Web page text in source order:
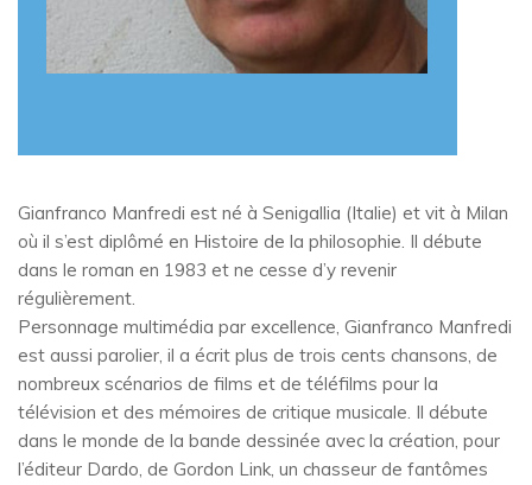
Gianfranco Manfredi est né à Senigallia (Italie) et vit à Milan
où il s’est diplômé en Histoire de la philosophie. Il débute
dans le roman en 1983 et ne cesse d’y revenir
régulièrement.
Personnage multimédia par excellence, Gianfranco Manfredi
est aussi parolier, il a écrit plus de trois cents chansons, de
nombreux scénarios de films et de téléfilms pour la
télévision et des mémoires de critique musicale. Il débute
dans le monde de la bande dessinée avec la création, pour
l’éditeur Dardo, de Gordon Link, un chasseur de fantômes